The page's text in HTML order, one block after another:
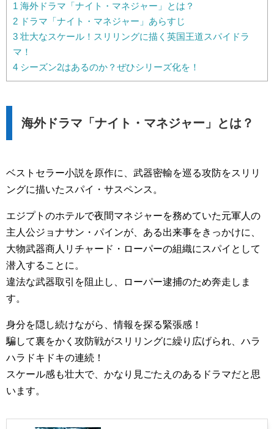
1 海外ドラマ「ナイト・マネジャー」とは？
2 ドラマ「ナイト・マネジャー」あらすじ
3 壮大なスケール！スリリングに描く英国王道スパイドラ
マ！
4 シーズン2はあるのか？ぜひシリーズ化を！
海外ドラマ「ナイト・マネジャー」とは？
ベストセラー小説を原作に、武器密輸を巡る攻防をスリリ
ングに描いたスパイ・サスペンス。
エジプトのホテルで夜間マネジャーを務めていた元軍人の
主人公ジョナサン・パインが、ある出来事をきっかけに、
大物武器商人リチャード・ローパーの組織にスパイとして
潜入することに。
違法な武器取引を阻止し、ローパー逮捕のため奔走しま
す。
身分を隠し続けながら、情報を探る緊張感！
騙して裏をかく攻防戦がスリリングに繰り広げられ、ハラ
ハラドキドキの連続！
スケール感も壮大で、かなり見ごたえのあるドラマだと思
います。